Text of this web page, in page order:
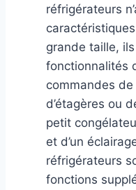
réfrigérateurs
grande taille,
fonctionnalités
commandes
d’étagères ou
petit
et d’un
réfrigérateurs
fonctions